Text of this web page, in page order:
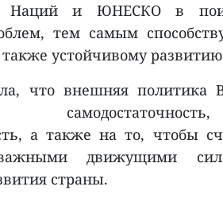
Наций и ЮНЕСКО в
тем самым
также устойчивому
что внешняя политика
а также на то, чтобы
важными движущими
страны.